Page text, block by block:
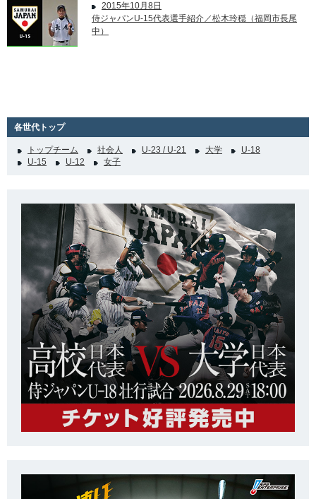
2015年10月8日
侍ジャパンU-15代表選手紹介／松木玲穏（福岡市長尾
中）
各世代トップ
トップチーム 社会人 U-23 / U-21 大学
U-18
U-15
U-12 女子